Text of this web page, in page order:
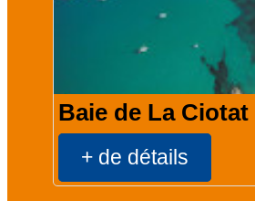
Baie de La Ciotat
+ de détails